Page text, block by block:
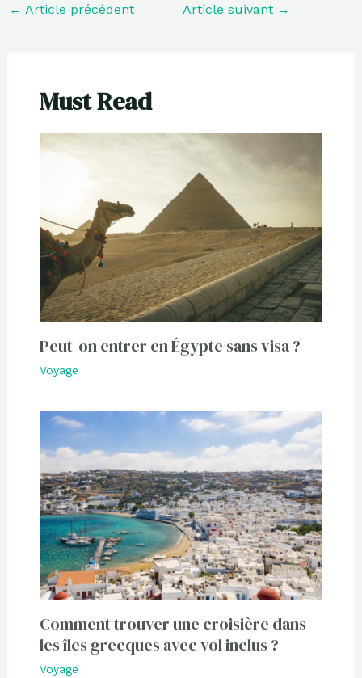
← Article précédent Article suivant →
Must Read
Peut-on entrer en Égypte sans visa ?
Voyage
Comment trouver une croisière dans
les îles grecques avec vol inclus ?
Voyage